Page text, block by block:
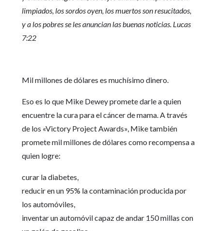
limpiados, los sordos oyen, los muertos son resucitados,
y a los pobres se les anuncian las buenas noticias. Lucas
7:22
Mil millones de dólares es muchísimo dinero.
Eso es lo que Mike Dewey promete darle a quien
encuentre la cura para el cáncer de mama. A través
de los «Victory Project Awards», Mike también
promete mil millones de dólares como recompensa a
quien logre:
curar la diabetes,
reducir en un 95% la contaminación producida por
los automóviles,
inventar un automóvil capaz de andar 150 millas con